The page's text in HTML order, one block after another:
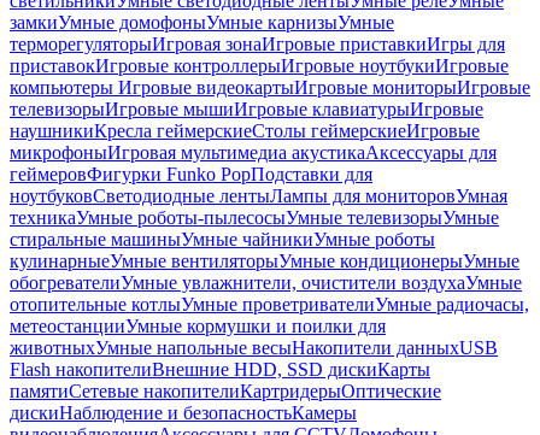
замкиУмные домофоныУмные карнизыУмные
терморегуляторыИгровая зонаИгровые приставкиИгры для
приставокИгровые контроллерыИгровые ноутбукиИгровые
компьютеры Игровые видеокартыИгровые мониторыИгровые
телевизорыИгровые мышиИгровые клавиатурыИгровые
наушникиКресла геймерскиеСтолы геймерскиеИгровые
микрофоныИгровая мультимедиа акустикаАксессуары для
геймеровФигурки Funko PopПодставки для
ноутбуковСветодиодные лентыЛампы для мониторовУмная
техникаУмные роботы-пылесосыУмные телевизорыУмные
стиральные машиныУмные чайникиУмные роботы
кулинарныеУмные вентиляторыУмные кондиционерыУмные
обогревателиУмные увлажнители, очистители воздухаУмные
отопительные котлыУмные проветривателиУмные радиочасы,
метеостанцииУмные кормушки и поилки для
животныхУмные напольные весыНакопители данныхUSB
Flash накопителиВнешние HDD, SSD дискиКарты
памятиСетевые накопителиКартридерыОптические
дискиНаблюдение и безопасностьКамеры